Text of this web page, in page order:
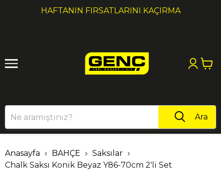
1000₺ ÜZERI ALIŞVERIŞLERDE KARGO
1 2
Ara
Anasayfa BAHÇE
Saksılar
Chalk Saksı Konik Beyaz Y86-70cm 2'li Set